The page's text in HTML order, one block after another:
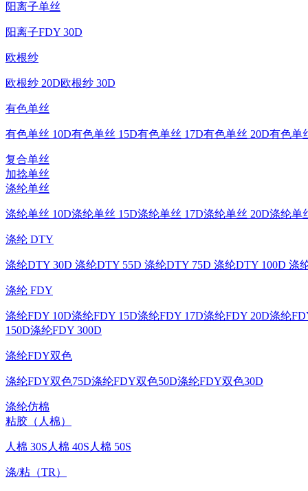
阳离子单丝
阳离子FDY 30D
欧根纱
欧根纱 20D欧根纱 30D
有色单丝
有色单丝 10D有色单丝 15D有色单丝 17D有色单丝 20D有色单
复合单丝
加捻单丝
涤纶单丝
涤纶单丝 10D涤纶单丝 15D涤纶单丝 17D涤纶单丝 20D涤纶单
涤纶 DTY
涤纶DTY 30D 涤纶DTY 55D 涤纶DTY 75D 涤纶DTY 100D 涤
涤纶 FDY
涤纶FDY 10D涤纶FDY 15D涤纶FDY 17D涤纶FDY 20D涤纶
150D涤纶FDY 300D
涤纶FDY双色
涤纶FDY双色75D涤纶FDY双色50D涤纶FDY双色30D
涤纶仿棉
粘胶（人棉）
人棉 30S 人棉 40S 人棉 50S
涤/粘（TR）